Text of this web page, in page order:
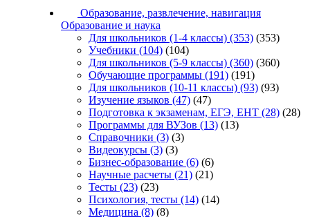
Образование, развлечение, навигация
Образование и наука
Для школьников (1-4 классы) (353) (353)
Учебники (104) (104)
Для школьников (5-9 классы) (360) (360)
Обучающие программы (191) (191)
Для школьников (10-11 классы) (93) (93)
Изучение языков (47) (47)
Подготовка к экзаменам, ЕГЭ, ЕНТ (28) (28)
Программы для ВУЗов (13) (13)
Справочники (3) (3)
Видеокурсы (3) (3)
Бизнес-образование (6) (6)
Научные расчеты (21) (21)
Тесты (23) (23)
Психология, тесты (14) (14)
Медицина (8) (8)